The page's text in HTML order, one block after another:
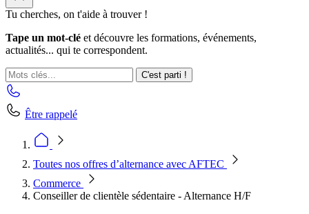
Tu cherches, on t'aide à trouver !
Tape un mot-clé et découvre les formations, événements,
actualités... qui te correspondent.
C'est parti !
Être rappelé
Toutes nos offres d’alternance avec AFTEC
Commerce
Conseiller de clientèle sédentaire - Alternance H/F